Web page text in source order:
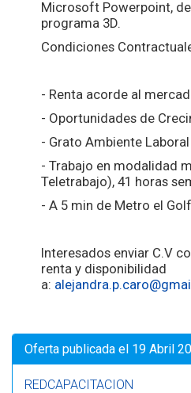
Microsoft Powerpoint,
programa 3D.
Condiciones
- Renta acorde al
- Oportunidades de
- Grato Ambiente Laboral
- Trabajo en modalidad
Teletrabajo), 41 horas
- A 5 min de Metro el
Interesados enviar C.V
renta y disponibilidad
a:
Oferta publicada el 19 Abril
REDCAPACITACION